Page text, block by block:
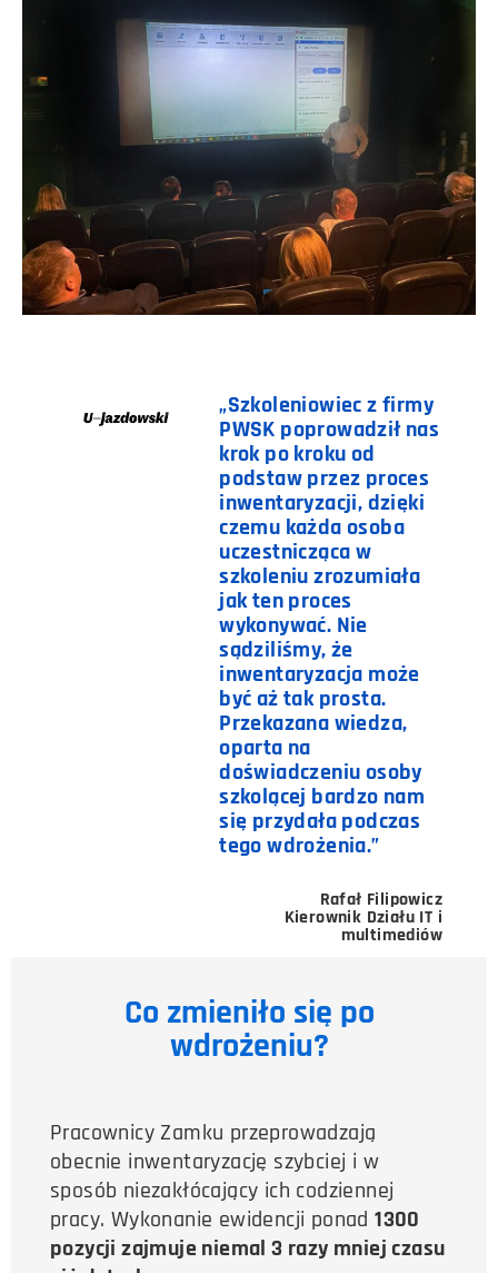
„Szkoleniowiec z firmy
PWSK poprowadził nas
krok po kroku od
podstaw przez proces
inwentaryzacji, dzięki
czemu każda osoba
uczestnicząca w
szkoleniu zrozumiała
jak ten proces
wykonywać. Nie
sądziliśmy, że
inwentaryzacja może
być aż tak prosta.
Przekazana wiedza,
oparta na
doświadczeniu osoby
szkolącej bardzo nam
się przydała podczas
tego wdrożenia.”
Rafał Filipowicz
Kierownik Działu IT i
multimediów
Co zmieniło się po
wdrożeniu?
Pracownicy Zamku przeprowadzają
obecnie inwentaryzację szybciej i w
sposób niezakłócający ich codziennej
pracy. Wykonanie ewidencji ponad1300
pozycji zajmuje niemal 3 razy mniej czasu